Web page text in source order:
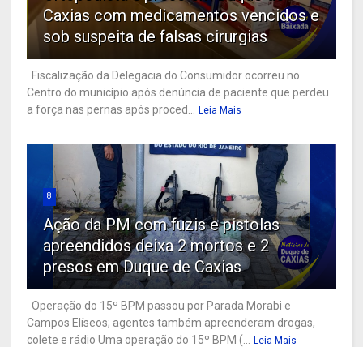
Caxias com medicamentos vencidos e
sob suspeita de falsas cirurgias
Fiscalização da Delegacia do Consumidor ocorreu no
Centro do município após denúncia de paciente que perdeu
a força nas pernas após proced...
Leia Mais
8
Ação da PM com fuzis e pistolas
apreendidos deixa 2 mortos e 2
presos em Duque de Caxias
Operação do 15º BPM passou por Parada Morabi e
Campos Elíseos; agentes também apreenderam drogas,
colete e rádio Uma operação do 15º BPM (...
Leia Mais